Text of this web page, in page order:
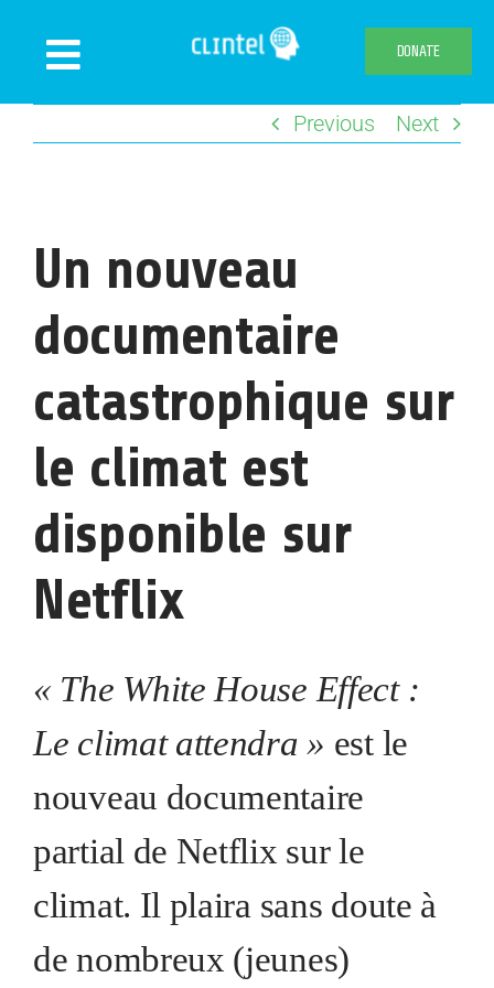
Toggle
Navigation
Declaration
Webshop
About us
DONATE
Previous Next
Un nouveau
documentaire
catastrophique sur
le climat est
disponible sur
Netflix
« The White House Effect :
Le climat attendra » est le
nouveau documentaire
partial de Netflix sur le
climat. Il plaira sans doute à
de nombreux (jeunes)